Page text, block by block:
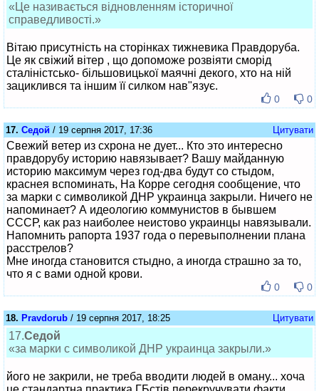
«Це називається відновленням історичної
справедливості.»
Вітаю присутність на сторінках тижневика Правдоруба.
Це як свіжий вітер , що допоможе розвіяти сморід
сталіністсько- більшовицької маячні декого, хто на ній
зациклився та іншим її силком нав"язує.
0 0
17. Седой / 19 серпня 2017, 17:36 Цитувати
Свежий ветер из схрона не дует... Кто это интересно
правдорубу историю навязывает? Вашу майданную
историю максимум через год-два будут со стыдом,
краснея вспоминать, На Корре сегодня сообщение, что
за марки с символикой ДНР украинца закрыли. Ничего не
напоминает? А идеологию коммунистов в бывшем
СССР, как раз наиболее неистово украинцы навязывали.
Напомнить рапорта 1937 года о перевыполнении плана
расстрелов?
Мне иногда становится стыдно, а иногда страшно за то,
что я с вами одной крови.
0 0
18. Pravdorub / 19 серпня 2017, 18:25 Цитувати
17.Седой
«за марки с символикой ДНР украинца закрыли.»
його не закрили, не треба вводити людей в оману... хоча